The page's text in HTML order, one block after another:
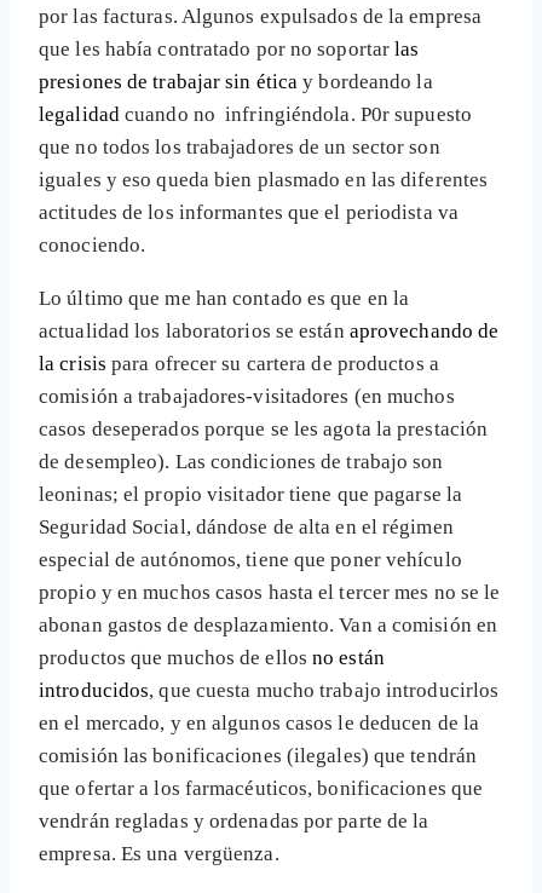
por las facturas. Algunos expulsados de la empresa
que les había contratado por no soportarlas
presiones de trabajar sin éticay bordeando la
legalidadcuando no infringiéndola. P0r supuesto
que no todos los trabajadores de un sector son
iguales y eso queda bien plasmado en las diferentes
actitudes de los informantes que el periodista va
conociendo.
Lo último que me han contado es que en la
actualidad los laboratorios se están aprovechando de
la crisis para ofrecer su cartera de productos a
comisión a trabajadores-visitadores (en muchos
casos deseperados porque se les agota la prestación
de desempleo). Las condiciones de trabajo son
leoninas; el propio visitador tiene que pagarse la
Seguridad Social, dándose de alta en el régimen
especial de autónomos, tiene que poner vehículo
propio y en muchos casos hasta el tercer mes no se le
abonan gastos de desplazamiento. Van a comisión en
productos que muchos de ellosno están
introducidos, que cuesta mucho trabajo introducirlos
en el mercado, y en algunos casos le deducen de la
comisión las bonificaciones (ilegales) que tendrán
que ofertar a los farmacéuticos, bonificaciones que
vendrán regladas y ordenadas por parte de la
empresa. Es una vergüenza.